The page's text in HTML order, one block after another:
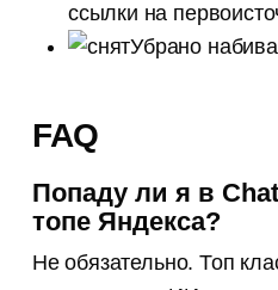
ссылки на
Убрано
FAQ
Попаду ли я в
топе Яндекса?
Не обязательно. Топ